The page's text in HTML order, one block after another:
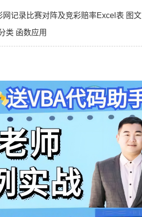
记录比赛对阵及竞彩赔率Excel表 图文
类 函数应用